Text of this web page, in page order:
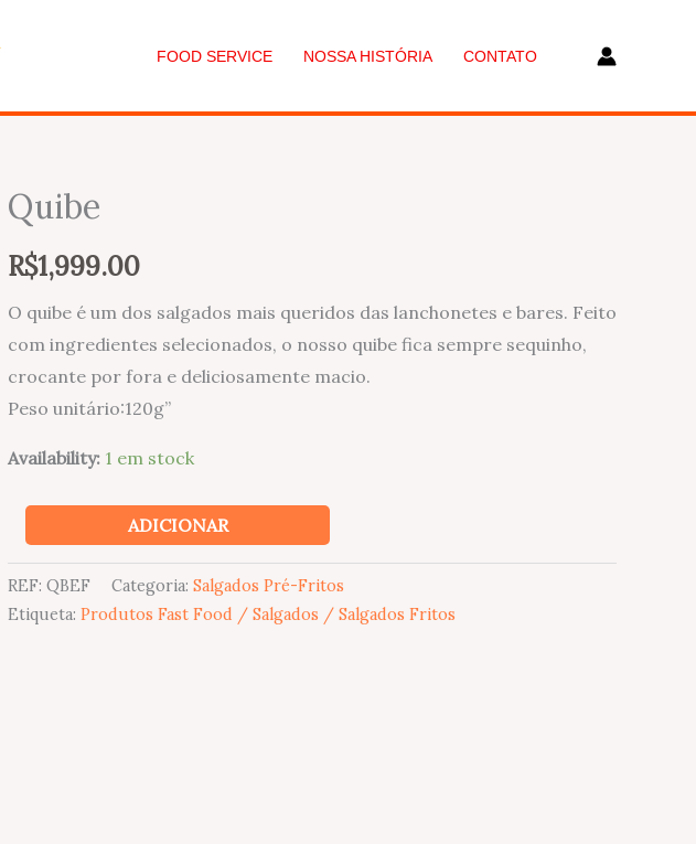
FOOD SERVICE NOSSA HISTÓRIA CONTATO
Quibe
R$1,999.00
O quibe é um dos salgados mais queridos das lanchonetes e bares. Feito
com ingredientes selecionados, o nosso quibe fica sempre sequinho,
crocante por fora e deliciosamente macio.
Peso unitário:120g”
Availability: 1 em stock
Quantidade
Quibe
ADICIONAR
REF: QBEF Categoria: Salgados Pré-Fritos
Etiqueta: Produtos Fast Food / Salgados / Salgados Fritos